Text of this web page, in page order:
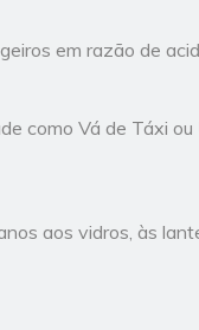
em razão de
como Vá de Táxi
aos vidros, às